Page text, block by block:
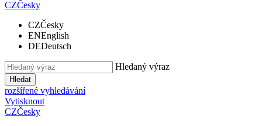
CZČesky
CZČesky
ENEnglish
DEDeutsch
Hledaný výraz
Hledat
rozšířené vyhledávání
Vytisknout
CZČesky